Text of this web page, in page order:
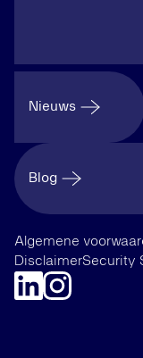
Nieuws
Blog
Algemene
DisclaimerSecurity